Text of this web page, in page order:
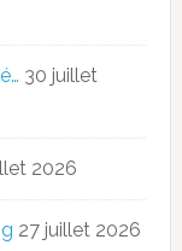
30 juillet
2026
27 juillet 2026